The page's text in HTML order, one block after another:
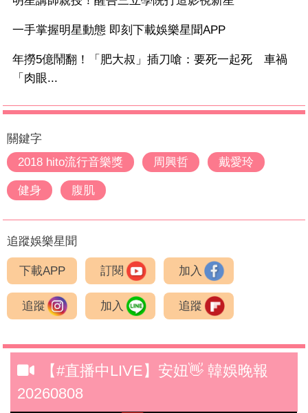
一手掌握明星動態 即刻下載娛樂星聞APP
年撈5億鬧翻！「肥大叔」插刀嗆：要死一起死 車禍
「肉眼...
關鍵字
2018 hito流行音樂獎
周興哲 戴愛玲
健身 腹肌
追蹤娛樂星聞
下載APP 訂閱 加入
追蹤 加入 追蹤
【#直播中LIVE】安妞👋 韓娛晚報
20260808